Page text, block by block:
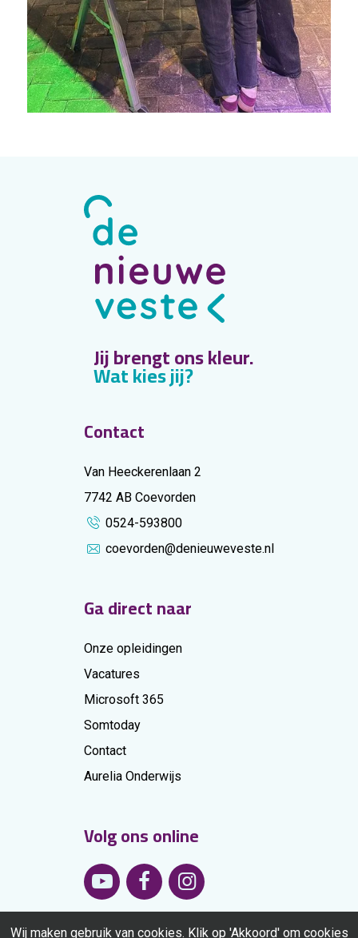
Wij maken gebruik van cookies. Klik op 'Akkoord' om cookies
Jij brengt ons kleur.
Wat kies jij?
Contact
Van Heeckerenlaan 2
7742 AB Coevorden
0524-593800
coevorden@denieuweveste.nl
Ga direct naar
Onze opleidingen
Vacatures
Microsoft 365
Somtoday
Contact
Aurelia Onderwijs
Volg ons online